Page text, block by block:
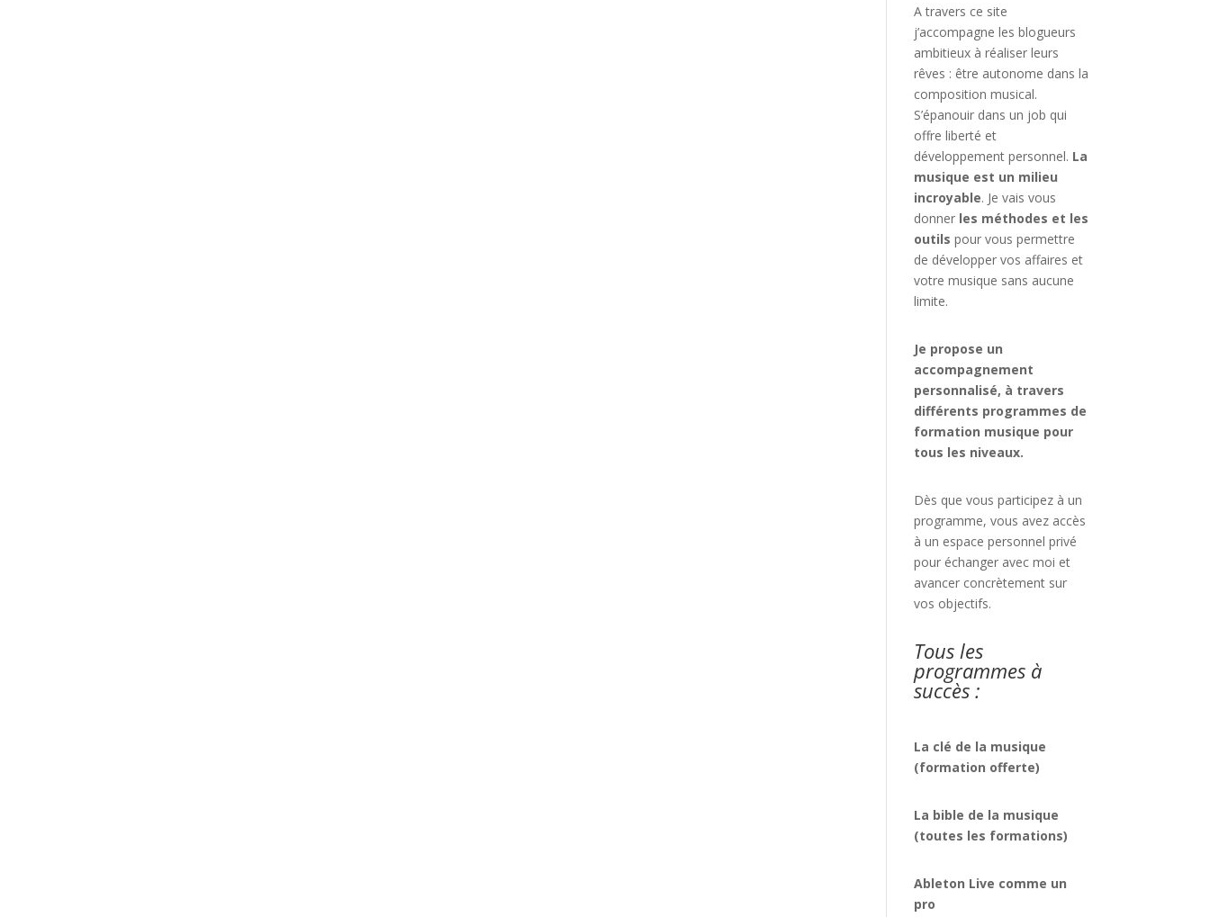
A travers ce site
j’accompagne les blogueurs
ambitieux à réaliser leurs
rêves : être autonome dans la
composition musical.
S’épanouir dans un job qui
offre liberté et
développement personnel. La
musique est un milieu
incroyable. Je vais vous
donner les méthodes et les
outils pour vous permettre
de développer vos affaires et
votre musique sans aucune
limite.
Je propose un
accompagnement
personnalisé, à travers
différents programmes de
formation musique pour
tous les niveaux.
Dès que vous participez à un
programme, vous avez accès
à un espace personnel privé
pour échanger avec moi et
avancer concrètement sur
vos objectifs.
Tous les
programmes à
succès :
La clé de la musique
(formation offerte)
La bible de la musique
(toutes les formations)
Ableton Live comme un
pro